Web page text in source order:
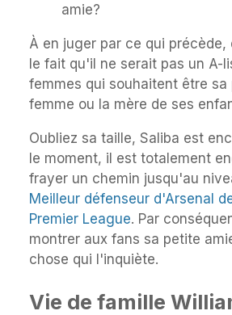
amie?
À en juger par ce qui précède,
le fait qu'il ne serait pas un A-
femmes qui souhaitent être sa
femme ou la mère de ses
Oubliez sa taille, Saliba est
le moment, il est totalement
frayer un chemin jusqu'au
Meilleur défenseur d'Arsenal
Premier League. Par
montrer aux fans sa petite
chose qui l'inquiète.
Vie de famille